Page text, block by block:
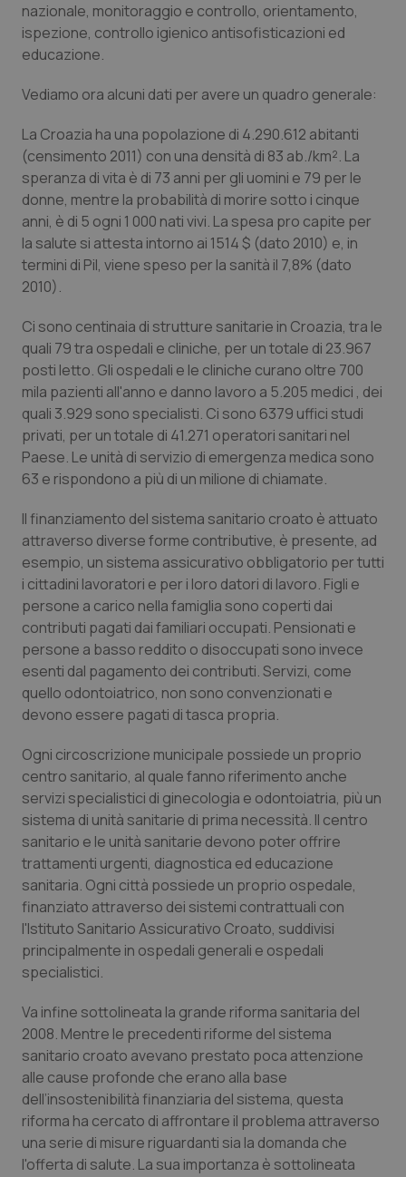
Campania
Emilia-Romagna
Lazio
Liguria
Lombardia
Molise
Piemonte
Provincia Autonoma di Bolzano
Provincia Autonoma di Trento
Puglia
Sardegna
Sicilia
Toscana
Umbria
Valle D’Aosta
Veneto
Car-T
Colesterolo & coronaropatie
Diabete & glucometri
Disturbi dell’umore
Dolore
Epatiti
HIV
Infezioni & Febbre
Ipertensione & Scompenso
Malattie rare
Malattia di Crohn & Rettocolite Ulcerosa
Neuroscienze & patologie neurodegenerative
Obesità
Oftalmologia
Oncodermatologia
Oncoematologia
Oncologia & Nutrizione
Psoriasi & pelle
Quotidiano Cardiologia
Quotidiano Chirurgia
Quotidiano Oncologia
Quotidiano Pediatria
Rene & patologie urogenitali
nazionale, monitoraggio e controllo, orientamento,
ispezione, controllo igienico antisofisticazioni ed
educazione.
Vediamo ora alcuni dati per avere un quadro generale:
La Croazia ha una popolazione di 4.290.612 abitanti
(censimento 2011) con una densità di 83 ab./km². La
speranza di vita è di 73 anni per gli uomini e 79 per le
donne, mentre la probabilità di morire sotto i cinque
anni, è di 5 ogni 1 000 nati vivi. La spesa pro capite per
la salute si attesta intorno ai 1514 $ (dato 2010) e, in
termini di Pil, viene speso per la sanità il 7,8% (dato
2010).
Ci sono centinaia di strutture sanitarie in Croazia, tra le
quali 79 tra ospedali e cliniche, per un totale di 23.967
posti letto. Gli ospedali e le cliniche curano oltre 700
mila pazienti all'anno e danno lavoro a 5.205 medici , dei
quali 3.929 sono specialisti. Ci sono 6379 uffici studi
privati, per un totale di 41.271 operatori sanitari nel
Paese. Le unità di servizio di emergenza medica sono
63 e rispondono a più di un milione di chiamate.
Il finanziamento del sistema sanitario croato è attuato
attraverso diverse forme contributive, è presente, ad
esempio, un sistema assicurativo obbligatorio per tutti
i cittadini lavoratori e per i loro datori di lavoro. Figli e
persone a carico nella famiglia sono coperti dai
contributi pagati dai familiari occupati. Pensionati e
persone a basso reddito o disoccupati sono invece
esenti dal pagamento dei contributi. Servizi, come
quello odontoiatrico, non sono convenzionati e
devono essere pagati di tasca propria.
Ogni circoscrizione municipale possiede un proprio
centro sanitario, al quale fanno riferimento anche
servizi specialistici di ginecologia e odontoiatria, più un
sistema di unità sanitarie di prima necessità. Il centro
sanitario e le unità sanitarie devono poter offrire
trattamenti urgenti, diagnostica ed educazione
sanitaria. Ogni città possiede un proprio ospedale,
finanziato attraverso dei sistemi contrattuali con
l'Istituto Sanitario Assicurativo Croato, suddivisi
principalmente in ospedali generali e ospedali
specialistici.
Va infine sottolineata la grande riforma sanitaria del
2008. Mentre le precedenti riforme del sistema
sanitario croato avevano prestato poca attenzione
alle cause profonde che erano alla base
dell’insostenibilità finanziaria del sistema, questa
riforma ha cercato di affrontare il problema attraverso
una serie di misure riguardanti sia la domanda che
l'offerta di salute. La sua importanza è sottolineata